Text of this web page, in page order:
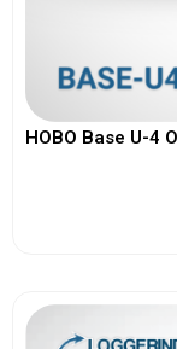
HOBO Base U-4